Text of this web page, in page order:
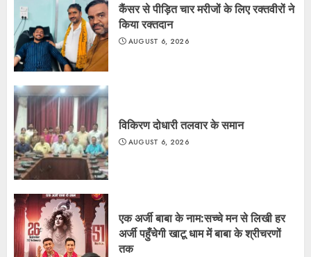
कैंसर से पीड़ित चार मरीजों के लिए रक्तवीरों ने
किया रक्तदान
AUGUST 6, 2026
विकिरण दोधारी तलवार के समान
AUGUST 6, 2026
एक अर्जी बाबा के नाम:सच्चे मन से लिखी हर
अर्जी पहुँचेगी खाटू धाम में बाबा के श्रीचरणों
तक